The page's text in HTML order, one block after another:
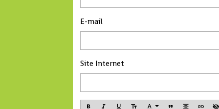
E-mail
Site Internet